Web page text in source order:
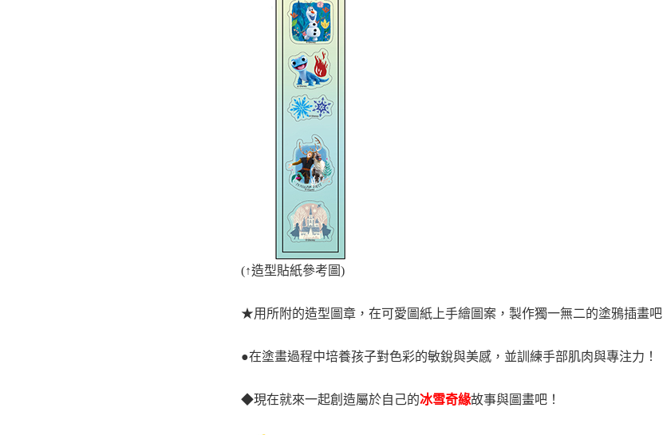
(↑造型貼紙參考圖)
★用所附的造型圖章，在可愛圖紙上手繪圖案，製作獨一無二的塗鴉插畫吧
●在塗畫過程中培養孩子對色彩的敏銳與美感，並訓練手部肌肉與專注力 ！
◆現在就來一起創造屬於自己的冰雪奇緣故事與圖畫吧 ！